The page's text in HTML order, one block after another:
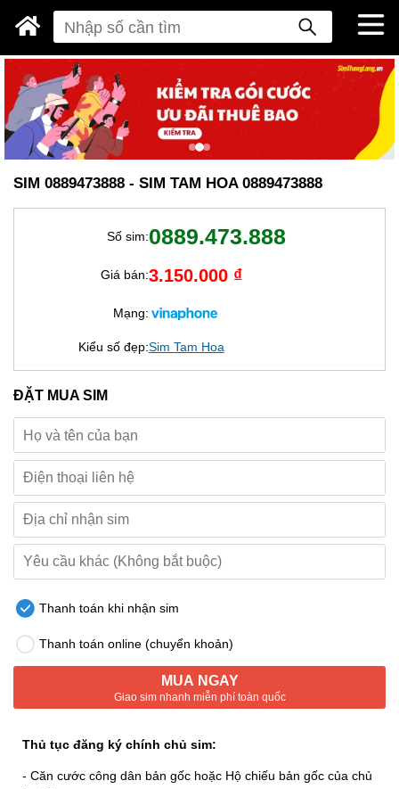
SIM 0889473888 - SIM TAM HOA 0889473888
Số sim:0889.473.888
Giá bán:3.150.000 ₫
Mạng:
Kiểu số đẹp:Sim Tam Hoa
ĐẶT MUA SIM
Thanh toán khi nhận sim
Thanh toán online (chuyển khoản)
MUA NGAY
Giao sim nhanh miễn phí toàn quốc
Thủ tục đăng ký chính chủ sim:
- Căn cước công dân bản gốc hoặc Hộ chiếu bản gốc của chủ